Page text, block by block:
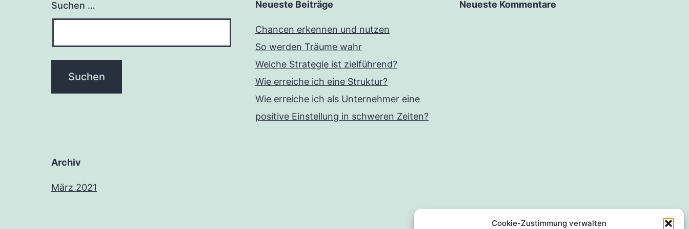
Cookie-Zustimmung verwalten
Suchen … Neueste Beiträge
Chancen erkennen und nutzen
So werden Träume wahr
Welche Strategie ist zielführend?
Wie erreiche ich eine Struktur?
Wie erreiche ich als Unternehmer eine
positive Einstellung in schweren Zeiten?
Neueste Kommentare
Archiv
März 2021